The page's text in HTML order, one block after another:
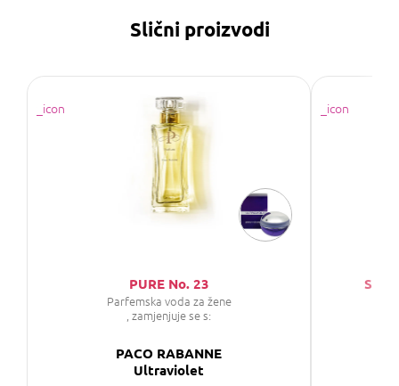
Slični proizvodi
PURE No. 23
Parfemska voda za žene
, zamjenjuje se s:
PACO RABANNE
Ultraviolet